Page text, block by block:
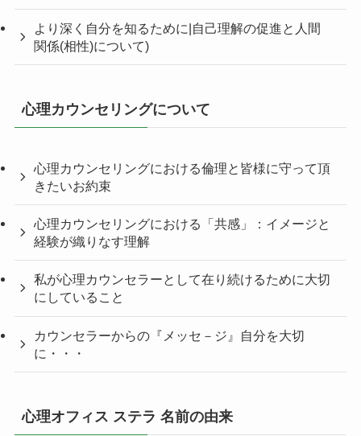
より深く自分を知るために|自己理解の促進と人間
関係(相性)について)
心理カウンセリングについて
心理カウンセリングにおける倫理と皆様に守って頂
きたいお約束
心理カウンセリングにおける「共感」：イメージと
経験が織りなす理解
私が心理カウンセラーとして在り続けるために大切
にしていること
カウンセラーからの『メッセ－ジ』自分を大切
に・・・
心理オフィス ステラ 名前の由来